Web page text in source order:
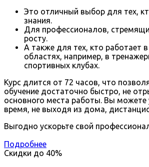
Это отличный выбор для тех,
знания.
Для профессионалов,
росту.
А также для тех, кто работает
областях, например, в
спортивных клубах.
Курс длится от 72 часов, что
обучение достаточно быстро, не
основного места работы. Вы можете
время, не выходя из дома,
Выгодно ускорьте свой
Подробнее
Скидки до 40%